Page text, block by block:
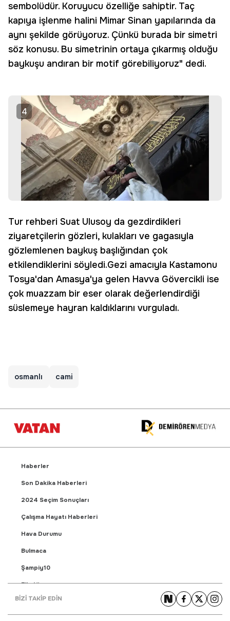
sembolüdür. Koruyucu özelliğe sahiptir. Taç
kapıya işlenme halini Mimar Sinan yapılarında da
aynı şekilde görüyoruz. Çünkü burada bir simetri
söz konusu. Bu simetrinin ortaya çıkarmış olduğu
baykuşu andıran bir motif görebiliyoruz" dedi.
4
Tur rehberi Suat Ulusoy da gezdirdikleri
ziyaretçilerin gözleri, kulakları ve gagasıyla
gözlemlenen baykuş başlığından çok
etkilendiklerini söyledi.Gezi amacıyla Kastamonu
Tosya'dan Amasya'ya gelen Havva Gövercikli ise
çok muazzam bir eser olarak değerlendirdiği
süslemeye hayran kaldıklarını vurguladı.
osmanlı cami
Haberler
Son Dakika Haberleri
2024 Seçim Sonuçları
Çalışma Hayatı Haberleri
Hava Durumu
Bulmaca
Şampiy10
Fikstür
Puan Durumu
BİZİ TAKİP EDİN